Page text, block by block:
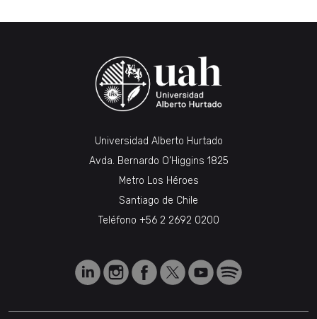
Universidad Alberto Hurtado
Avda. Bernardo O’Higgins 1825
Metro Los Héroes
Santiago de Chile
Teléfono +56 2 2692 0200